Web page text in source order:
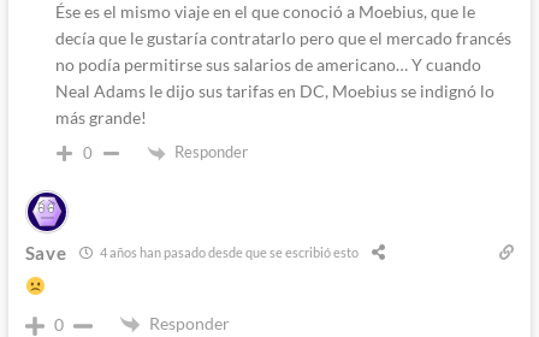
Ése es el mismo viaje en el que conoció a Moebius, que le
decía que le gustaría contratarlo pero que el mercado francés
no podía permitirse sus salarios de americano… Y cuando
Neal Adams le dijo sus tarifas en DC, Moebius se indignó lo
más grande!
0 Responder
Save 4 años han pasado desde que se escribió esto
0 Responder